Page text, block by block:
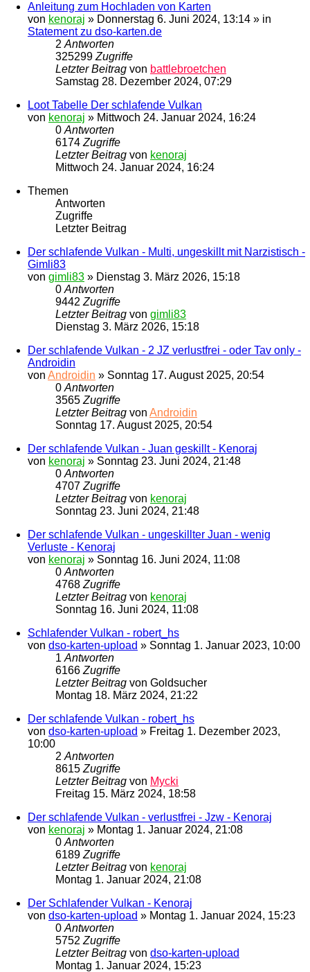
Anleitung zum Hochladen von Karten
von kenoraj » Donnerstag 6. Juni 2024, 13:14 » in
Statement zu dso-karten.de
2Antworten
325299Zugriffe
Letzter Beitrag von battlebroetchen
Samstag 28. Dezember 2024, 07:29
Loot Tabelle Der schlafende Vulkan
von kenoraj » Mittwoch 24. Januar 2024, 16:24
0Antworten
6174Zugriffe
Letzter Beitrag von kenoraj
Mittwoch 24. Januar 2024, 16:24
Themen
Antworten
Zugriffe
Letzter Beitrag
Der schlafende Vulkan - Multi, ungeskillt mit Narzistisch -
Gimli83
von gimli83 » Dienstag 3. März 2026, 15:18
0Antworten
9442Zugriffe
Letzter Beitrag von gimli83
Dienstag 3. März 2026, 15:18
Der schlafende Vulkan - 2 JZ verlustfrei - oder Tav only -
Androidin
von Androidin » Sonntag 17. August 2025, 20:54
0Antworten
3565Zugriffe
Letzter Beitrag von Androidin
Sonntag 17. August 2025, 20:54
Der schlafende Vulkan - Juan geskillt - Kenoraj
von kenoraj » Sonntag 23. Juni 2024, 21:48
0Antworten
4707Zugriffe
Letzter Beitrag von kenoraj
Sonntag 23. Juni 2024, 21:48
Der schlafende Vulkan - ungeskillter Juan - wenig
Verluste - Kenoraj
von kenoraj » Sonntag 16. Juni 2024, 11:08
0Antworten
4768Zugriffe
Letzter Beitrag von kenoraj
Sonntag 16. Juni 2024, 11:08
Schlafender Vulkan - robert_hs
von dso-karten-upload » Sonntag 1. Januar 2023, 10:00
1Antworten
6166Zugriffe
Letzter Beitrag von Goldsucher
Montag 18. März 2024, 21:22
Der schlafende Vulkan - robert_hs
von dso-karten-upload » Freitag 1. Dezember 2023,
10:00
2Antworten
8615Zugriffe
Letzter Beitrag von Mycki
Freitag 15. März 2024, 18:58
Der schlafende Vulkan - verlustfrei - Jzw - Kenoraj
von kenoraj » Montag 1. Januar 2024, 21:08
0Antworten
6189Zugriffe
Letzter Beitrag von kenoraj
Montag 1. Januar 2024, 21:08
Der Schlafender Vulkan - Kenoraj
von dso-karten-upload » Montag 1. Januar 2024, 15:23
0Antworten
5752Zugriffe
Letzter Beitrag von dso-karten-upload
Montag 1. Januar 2024, 15:23